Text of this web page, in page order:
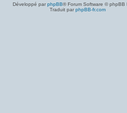
Développé par phpBB® Forum Software © phpBB
Traduit par phpBB-fr.com